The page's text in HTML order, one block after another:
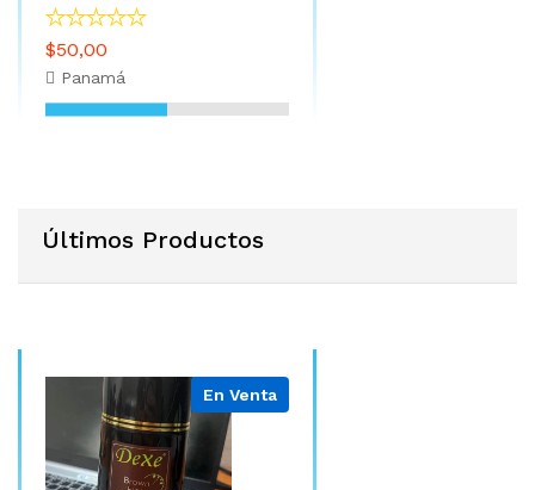
$50,00
Panamá
Últimos Productos
En Venta